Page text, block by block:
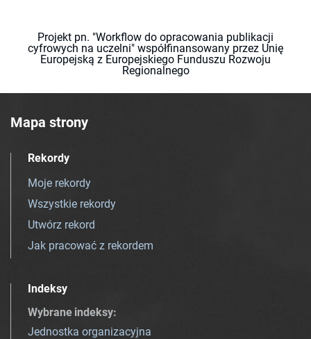
Projekt pn. "Workflow do opracowania publikacji
cyfrowych na uczelni" współfinansowany przez Unię
Europejską z Europejskiego Funduszu Rozwoju
Regionalnego
Mapa strony
Rekordy
Moje rekordy
Wszystkie rekordy
Utwórz rekord
Jak pracować z rekordem
Indeksy
Wybrane indeksy:
Jednostka organizacyjna